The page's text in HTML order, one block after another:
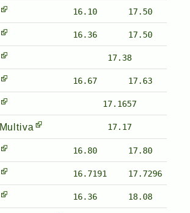
16.10 17.50
16.36 17.50
17.38
16.67 17.63
17.1657
Multiva 17.17
16.80 17.80
16.7191 17.7296
16.36 18.08